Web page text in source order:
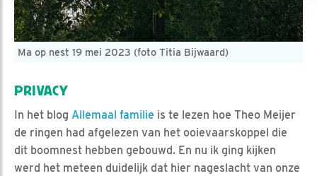
Ma op nest 19 mei 2023 (foto Titia Bijwaard)
PRIVACY
In het blog Allemaal familie is te lezen hoe Theo Meijer
de ringen had afgelezen van het ooievaarskoppel die
dit boomnest hebben gebouwd. En nu ik ging kijken
werd het meteen duidelijk dat hier nageslacht van onze